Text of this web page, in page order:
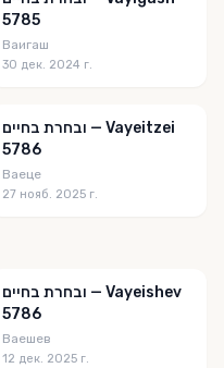
5785
Ваигаш
30 дек. 2024 г.
ובחרת בחיים — Vayeitzei
5786
Ваеце
27 нояб. 2025 г.
ובחרת בחיים — Vayeishev
5786
Ваешев
12 дек. 2025 г.